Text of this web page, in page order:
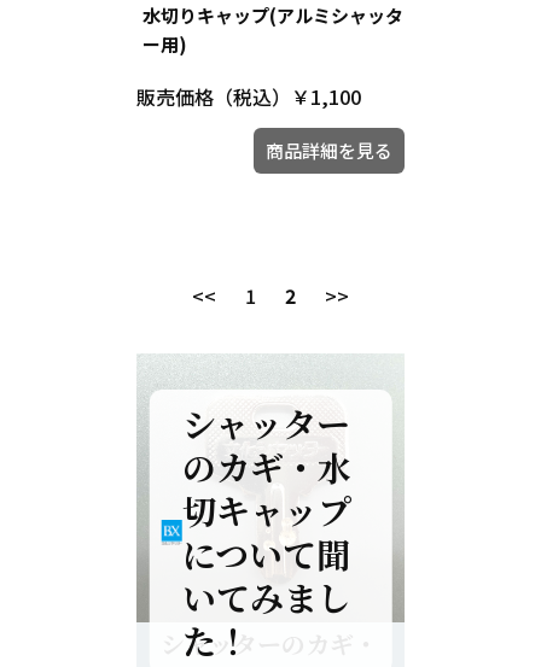
水切りキャップ(アルミシャッタ
ー用)
販売価格（税込） ￥1,100
商品詳細を見る
<< 1 2 >>
シャッター
のカギ・水
切キャップ
について聞
いてみまし
た！
シャッターのカギ・